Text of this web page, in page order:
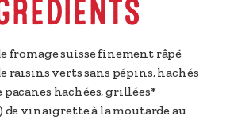
fromage suisse finement râpé
raisins verts sans pépins, hachés
pacanes hachées, grillées*
de vinaigrette à la moutarde au